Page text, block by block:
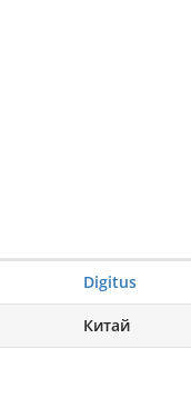
Digitus
Китай